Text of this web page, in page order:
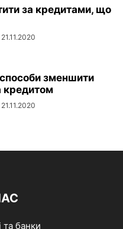
за кредитами, що
21.11.2020
зменшити
кредитом
21.11.2020
та банки